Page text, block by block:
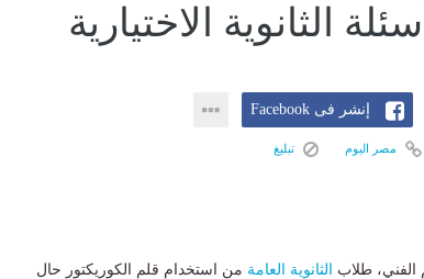
الثانوية الاختيارية
إنشر فى Facebook
مصر اليوم تبليغ
الفني، طلاب الثانوية العامة من استخدام قلم الكوريكتور حال